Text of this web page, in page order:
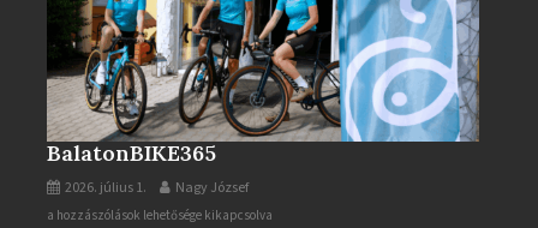
BalatonBIKE365
2026. július 1. Nagy József
BalatonBIKE365
a hozzászólások lehetősége kikapcsolva